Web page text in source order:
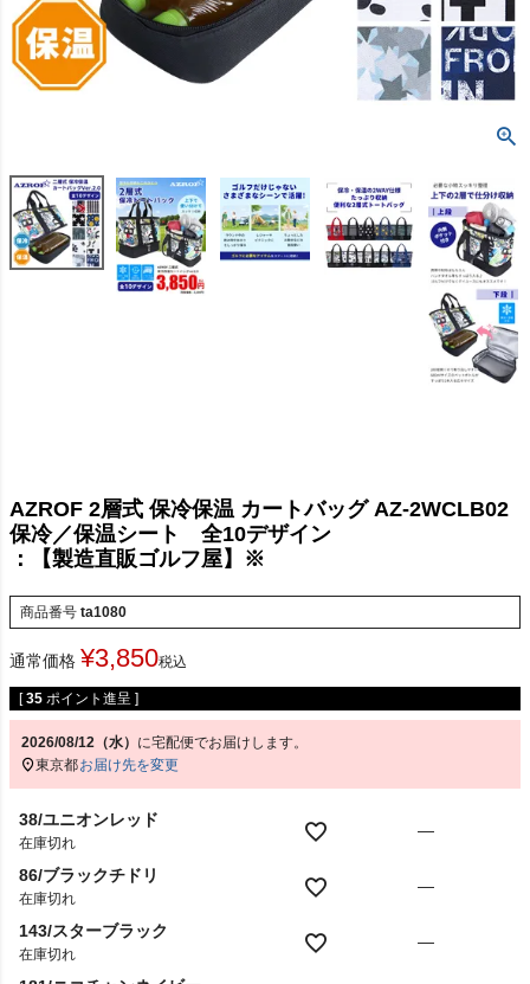
AZROF 2層式 保冷保温 カートバッグ AZ-2WCLB02
保冷／保温シート 全10デザイン
：【製造直販ゴルフ屋】※
商品番号 ta1080
通常価格 ¥3,850税込
[ 35 ポイント進呈 ]
2026/08/12（水） に宅配便 でお届けします。
東京都お届け先を変更
38/ユニオンレッド
在庫切れ
—
86/ブラックチドリ
在庫切れ
—
143/スターブラック
在庫切れ
—